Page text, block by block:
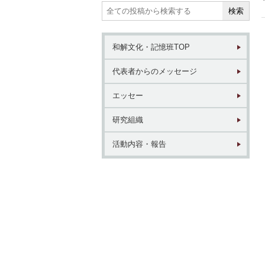
1946年
和解文化・記憶班TOP
代表者からのメッセージ
エッセー
研究組織
活動内容・報告